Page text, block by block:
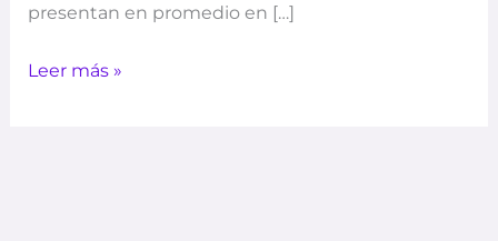
presentan en promedio en […]
Leer más »